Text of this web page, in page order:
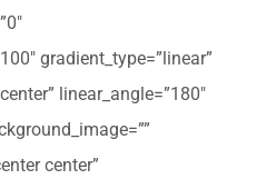
gradient_type=”linear”
linear_angle=”180″
center”